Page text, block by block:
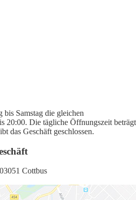
Samstag die gleichen
20:00. Die tägliche Öffnungszeit beträgt
das Geschäft geschlossen.
Cottbus